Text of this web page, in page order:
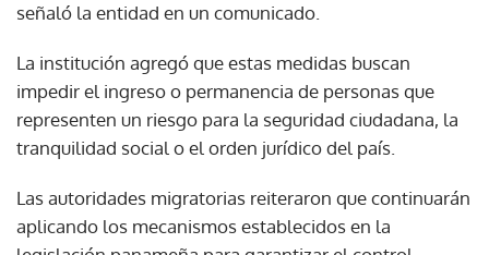
señaló la entidad en un comunicado.
La institución agregó que estas medidas buscan
impedir el ingreso o permanencia de personas que
representen un riesgo para la seguridad ciudadana, la
tranquilidad social o el orden jurídico del país.
Las autoridades migratorias reiteraron que continuarán
aplicando los mecanismos establecidos en la